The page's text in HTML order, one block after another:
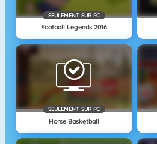
SEULEMENT SUR PC
Football Legends 2016
SEULEMENT SUR PC
Horse Basketball